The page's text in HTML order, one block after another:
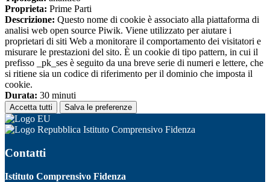
Proprieta: Prime Parti
Descrizione: Questo nome di cookie è associato alla piattaforma di
analisi web open source Piwik. Viene utilizzato per aiutare i
proprietari di siti Web a monitorare il comportamento dei visitatori e
misurare le prestazioni del sito. È un cookie di tipo pattern, in cui il
prefisso _pk_ses è seguito da una breve serie di numeri e lettere, che
si ritiene sia un codice di riferimento per il dominio che imposta il
cookie.
Durata: 30 minuti
Accetta tutti Salva le preferenze
Istituto Comprensivo Fidenza
Contatti
Istituto Comprensivo Fidenza